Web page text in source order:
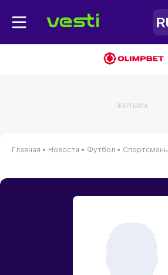
ЖАРНАМА
Главная • Новости • Футбол • Спортсмены